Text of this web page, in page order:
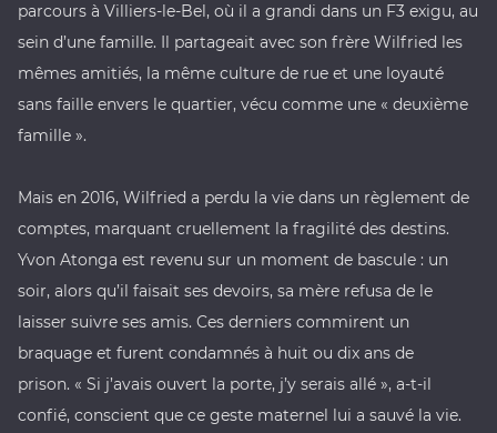
parcours à Villiers-le-Bel, où il a grandi dans un F3 exigu, au
sein d’une famille. Il partageait avec son frère Wilfried les
mêmes amitiés, la même culture de rue et une loyauté
sans faille envers le quartier, vécu comme une « deuxième
famille ».
Mais en 2016, Wilfried a perdu la vie dans un règlement de
comptes, marquant cruellement la fragilité des destins.
Yvon Atonga est revenu sur un moment de bascule : un
soir, alors qu’il faisait ses devoirs, sa mère refusa de le
laisser suivre ses amis. Ces derniers commirent un
braquage et furent condamnés à huit ou dix ans de
prison. « Si j’avais ouvert la porte, j’y serais allé », a-t-il
confié, conscient que ce geste maternel lui a sauvé la vie.